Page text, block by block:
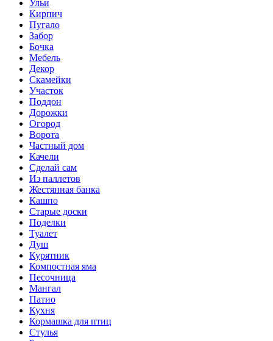
Ульи
Кирпич
Пугало
Забор
Бочка
Мебель
Декор
Скамейки
Участок
Поддон
Дорожки
Огород
Ворота
Частный дом
Качели
Сделай сам
Из паллетов
Жестянная банка
Кашпо
Старые доски
Поделки
Туалет
Душ
Курятник
Компостная яма
Песочница
Мангал
Патио
Кухня
Кормашка для птиц
Стулья